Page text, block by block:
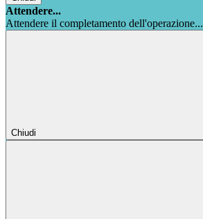
Attendere...
Attendere il completamento dell'operazione...
Chiudi